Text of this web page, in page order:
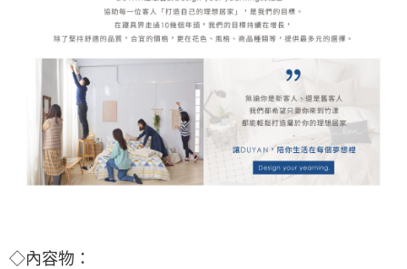
◇內容物：